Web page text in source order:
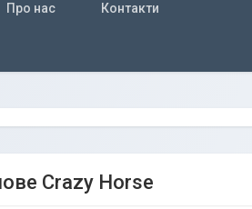
Про нас Контакти
Crazy Horse